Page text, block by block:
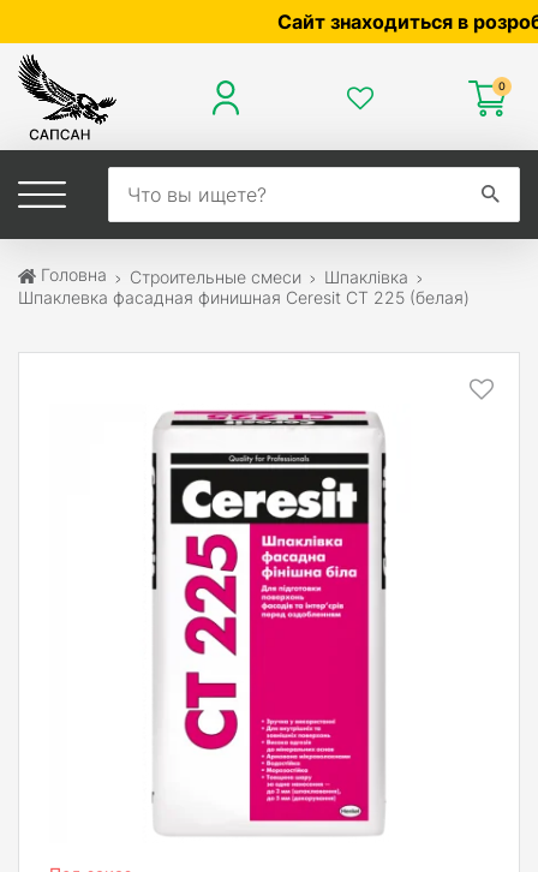
Сайт знаходиться в
0
Головна Строительные смеси
Шпаклівка
Шпаклевка фасадная финишная Ceresit CT 225 (белая)